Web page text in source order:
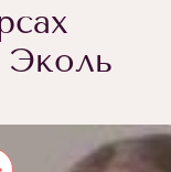
Эколь